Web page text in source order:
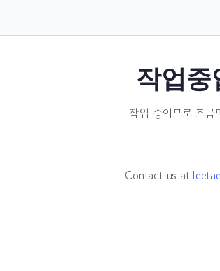
작업중
작업 중이므로 조금
Contact us at